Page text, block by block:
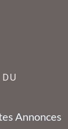
Annonces